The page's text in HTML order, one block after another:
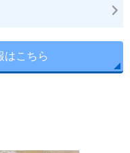
はこちら